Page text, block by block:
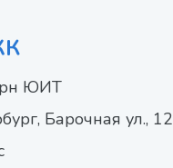
ЮИТ
Барочная ул., 12